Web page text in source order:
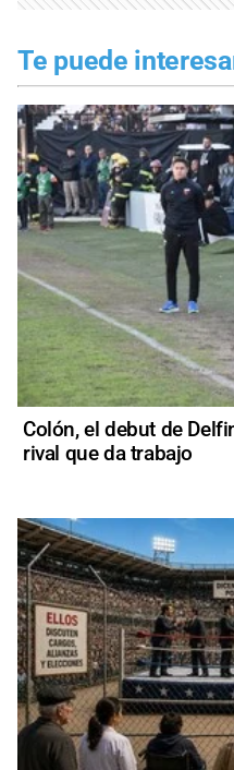
Te puede
Colón, el debut de
rival que da trabajo